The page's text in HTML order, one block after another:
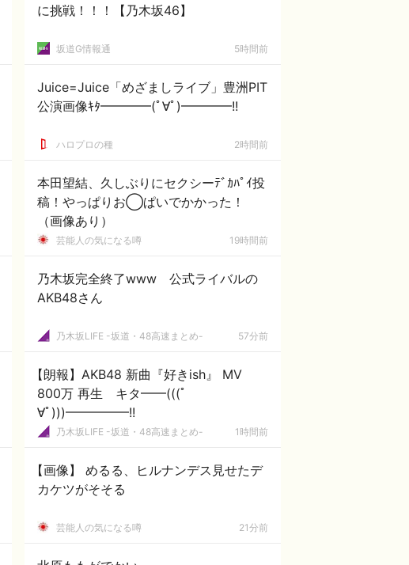
に挑戦！！！【乃木坂46】
坂道G情報通 5時間前
Juice=Juice「めざましライブ」豊洲PIT
公演画像ｷﾀ━━━━(ﾟ∀ﾟ)━━━━!!
ハロプロの種 2時間前
本田望結、久しぶりにセクシーﾃﾞｶﾊﾟｲ投
稿！やっぱりお◯ぱいでかかった！
（画像あり）
芸能人の気になる噂 19時間前
乃木坂完全終了www 公式ライバルの
AKB48さん
乃木坂LIFE -坂道・48高速まとめ- 57分前
【朗報】AKB48 新曲『好きish』 MV
800万 再生 キタ━━(((ﾟ
∀ﾟ)))━━━━━!!
乃木坂LIFE -坂道・48高速まとめ- 1時間前
【画像】 めるる、ヒルナンデス見せたデ
カケツがそそる
芸能人の気になる噂 21分前